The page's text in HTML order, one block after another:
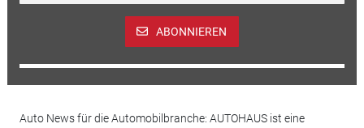
ABONNIEREN
Auto News für die Automobilbranche: AUTOHAUS ist eine